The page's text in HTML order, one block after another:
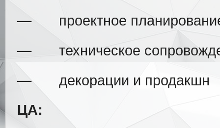
— проектное
— техническое
— декорации и продакшн
ЦА: